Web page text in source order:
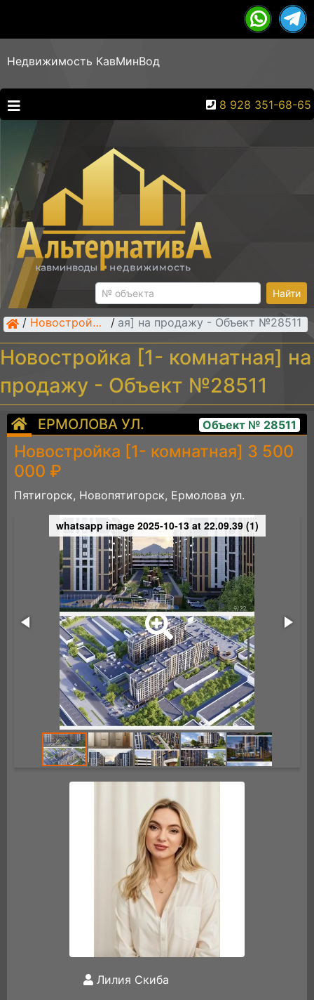
Недвижимость КавМинВод
8 928 351-68-65
Найти
/ Новостройки [1- комнатные] /
[1- комнатная] на продажу - Объект №28511
Новостройка [1- комнатная] на
продажу - Объект №28511
ЕРМОЛОВА УЛ. Объект № 28511
Новостройка [1- комнатная] 3 500
000 ₽
Пятигорск, Новопятигорск, Ермолова ул.
whatsapp image 2025-10-13 at 22.09.39 (1)
Лилия Скиба